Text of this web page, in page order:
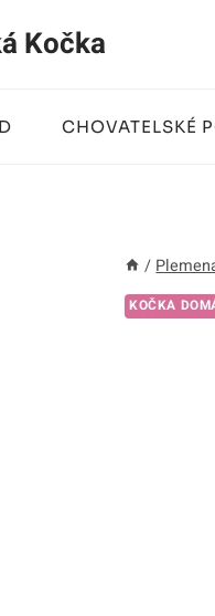
Kočka
CHOVATELSKÉ
/
KOČKA